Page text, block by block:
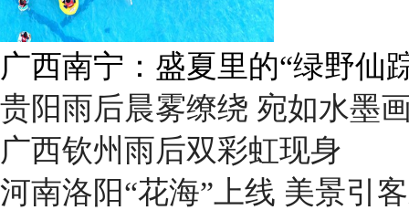
呼伦贝尔草原 藏着最治愈的
贵阳雨后晨雾缭绕 宛如水墨
广西钦州雨后双彩虹现身
河南洛阳“花海”上线 美景引